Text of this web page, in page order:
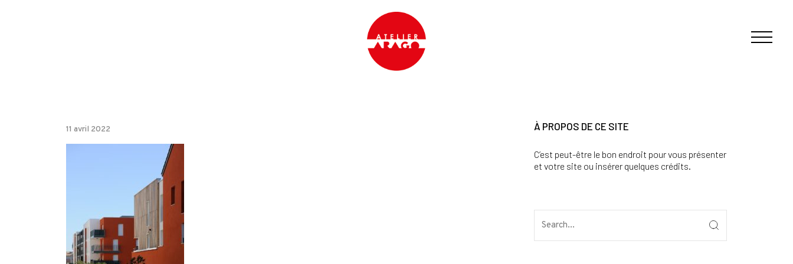
11 avril 2022 À PROPOS DE CE SITE
C’est peut-être le bon endroit pour vous présenter
et votre site ou insérer quelques crédits.